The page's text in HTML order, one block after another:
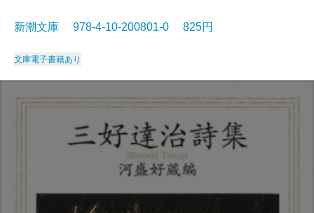
新潮文庫 978-4-10-200801-0 825円
文庫電子書籍あり